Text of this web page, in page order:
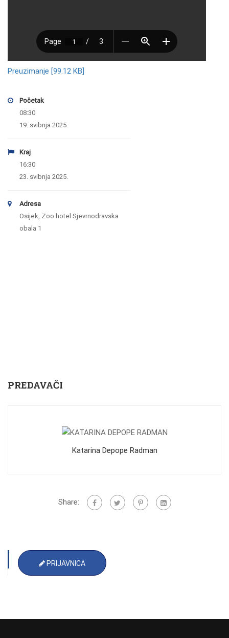
Preuzimanje [99.12 KB]
Početak
08:30
19. svibnja 2025.
Kraj
16:30
23. svibnja 2025.
Adresa
Osijek, Zoo hotel Sjevrnodravska
obala 1
PREDAVAČI
Katarina Depope Radman
Share:
PRIJAVNICA